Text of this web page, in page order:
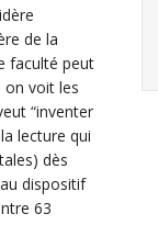
de la
faculté peut
on voit les
“inventer
lecture qui
dès
dispositif
63